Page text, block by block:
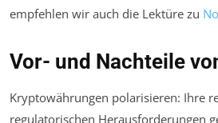
empfehlen wir auch die Lektüre zu
Vor- und Nachteile
Kryptowährungen polarisieren: Ihre
regulatorischen Herausforderungen